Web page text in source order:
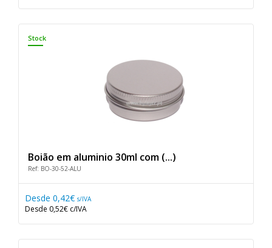
Stock
Boião em aluminio 30ml com (...)
Ref: BO-30-52-ALU
Desde 0,42€ s/IVA
Desde 0,52€ c/IVA